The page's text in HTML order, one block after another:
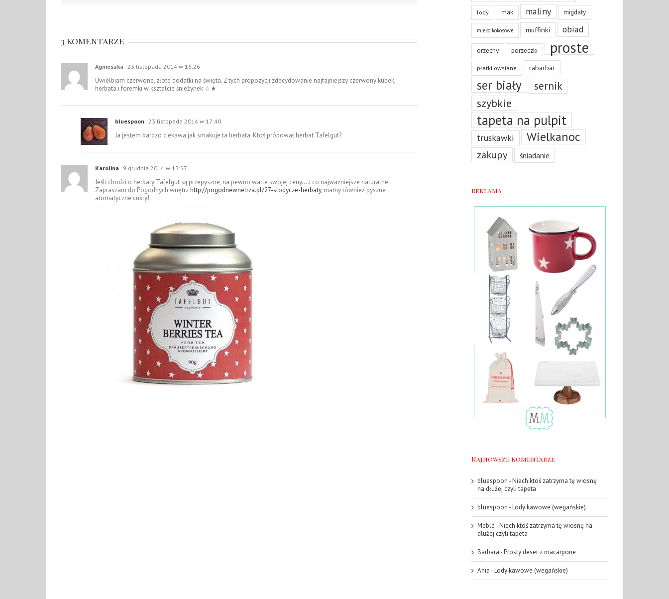
3 komentarze
Agnieszka 23 listopada 2014 w 16:26
Uwielbiam czerwone, złote dodatki na święta. Z tych propozycji zdecydowanie najfajniejszy czerwony kubek,
herbata i foremki w kształcie śnieżynek ☆★
bluespoon 23 listopada 2014 w 17:40
Ja jestem bardzo ciekawa jak smakuje ta herbata. Ktoś próbował herbat Tafelgut?
Karolina 9 grudnia 2014 w 13:57
Jeśli chodzi o herbaty Tafelgut są przepyszne, na pewno warte swojej ceny….i co najważniejsze naturalne..
Zapraszam do Pogodnych wnętrzhttp://pogodnewnetrza.pl/27-slodycze-herbaty, mamy również pyszne
aromatyczne cukry!
lody mak maliny migdały
mleko kokosowe muffinki obiad
orzechy porzeczki proste
płatki owsiane rabarbar
ser biały sernik
szybkie
tapeta na pulpit
truskawki Wielkanoc
zakupy śniadanie
Reklama
Najnowsze komentarze
bluespoon -Niech ktoś zatrzyma tę wiosnę
na dłużej czyli tapeta
bluespoon -Lody kawowe (wegańskie)
Meble -Niech ktoś zatrzyma tę wiosnę na
dłużej czyli tapeta
Barbara -Prosty deser z macarpone
Ania -Lody kawowe (wegańskie)